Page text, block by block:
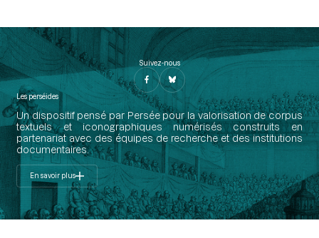
Suivez-nous
Les perséides
Un dispositif pensé par Persée pour la valorisation de corpus
textuels et iconographiques numérisés construits en
partenariat avec des équipes de recherche et des institutions
documentaires.
En savoir plus